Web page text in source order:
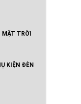
MẶT TRỜI
Inveter Hòa Lưới Có Lưu Trữ -
KIỆN ĐÈN